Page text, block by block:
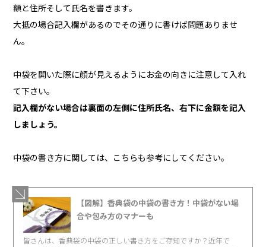
額と住所そして氏名を書きます。
大抵の場合記入欄があるのでその通りに書けば問題ありませ
ん。
中袋を開いた際に顔が見えるようにお金の向きに注意して入れ
て下さい。
記入欄がない場合は裏面の左側に住所氏名、右下に金額を記入
しましょう。
中袋の書き方に関しては、こちらも参考にしてください。
【図解】香典袋の中袋の書き方！中袋がない場
合や包み方のマナーも
皆さんは、香典袋の中袋の正しい書き方をご存知ですか？近年で